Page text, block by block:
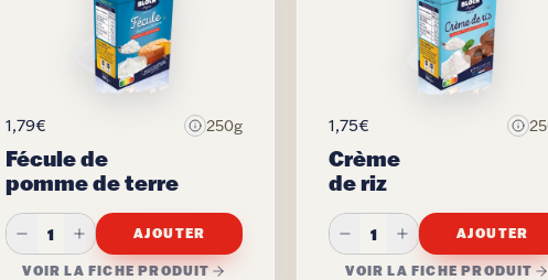
1,79€ 250g
Fécule de
pomme de terre
1 AJOUTER
VOIR LA FICHE PRODUIT
1,75€
Crème
de riz
1 AJOUTER
VOIR LA FICHE PRODUIT